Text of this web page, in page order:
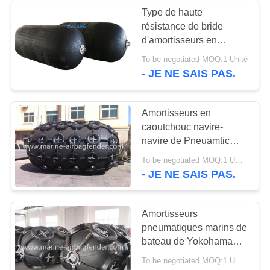
airbag marin
airbags d'ascenseur
de bateau
25
Type de haute
résistance de bride
d'amortisseurs en
caoutchouc de butoir de
Pneuamtic d'amarrage
To be negotiated MOQ:1 Unité
- JE NE SAIS PAS.
Amortisseurs en
caoutchouc navire-
navire de Pneuamtic
2.0m*3.5m 50kPa avec
le filet à chaînes de
To be negotiated MOQ:1 UNITÉ
- JE NE SAIS PAS.
Amortisseurs
pneumatiques marins de
bateau de Yokohama
pour l'amarrage à quai
To be negotiated MOQ:1 UNITÉ